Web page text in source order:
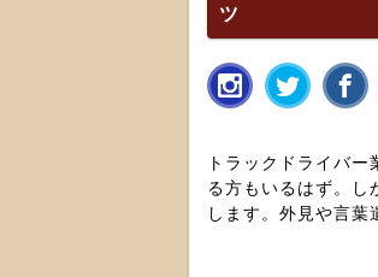
ツ
トラックドライバ
る方もいるはず。
します。外見や言葉